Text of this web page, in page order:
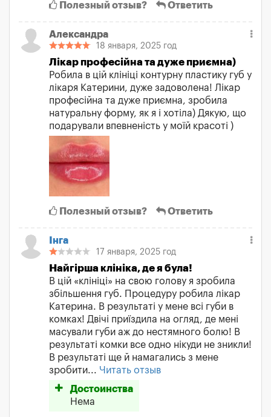
Полезный отзыв? Ответить
Александра
18 января, 2025 год
Лікар професійна та дуже приємна)
Робила в цій клініці контурну пластику губ у
лікаря Катерини, дуже задоволена! Лікар
професійна та дуже приємна, зробила
натуральну форму, як я і хотіла) Дякую, що
подарували впевненість у моїй красоті )
Полезный отзыв? Ответить
Інга
17 января, 2025 год
Найгірша клініка, де я була!
В цій «клініці» на свою голову я зробила
збільшення губ. Процедуру робила лікар
Катерина. В результаті у мене всі губи в
комках! Двічі приїздила на огляд, де мені
масували губи аж до нестямного болю! В
результаті комки все одно нікуди не зникли!
В результаті ще й намагались з мене
зробити... Читать отзыв
Достоинства
Нема